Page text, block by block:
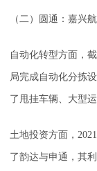
（二）圆通：嘉兴
自动化转型方面，
局完成自动化分拣
了甩挂车辆、大型
土地投资方面，
了韵达与申通，其